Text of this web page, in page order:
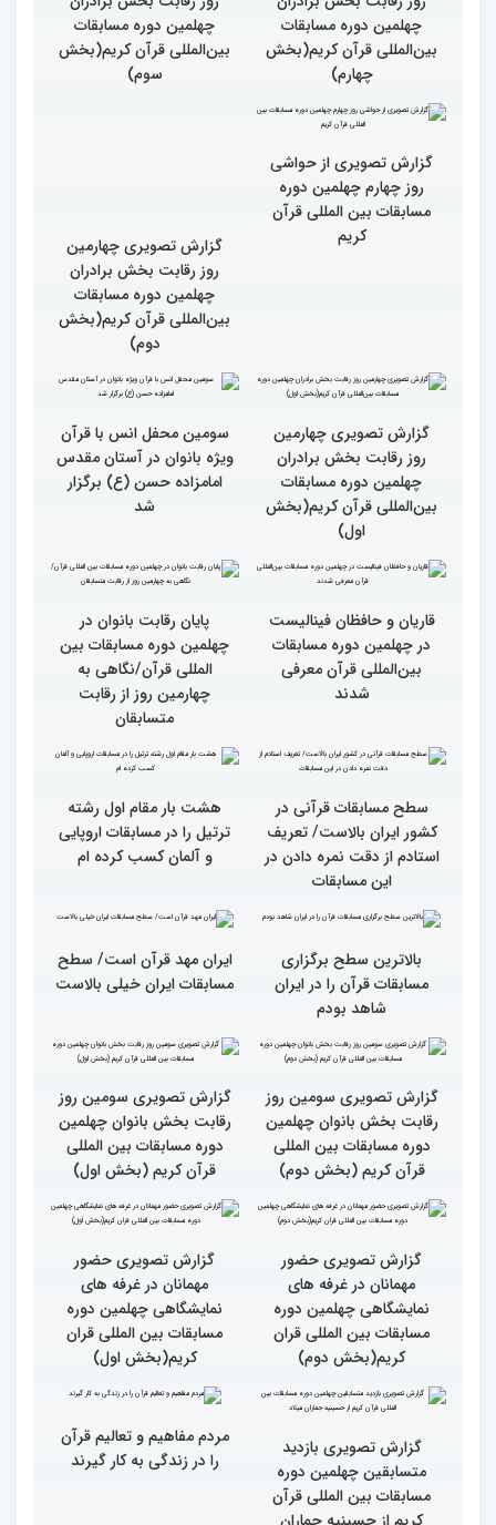
گزارش تصویری چهارمین
روز رقابت بخش برادران
چهلمین دوره مسابقات
بین‌المللی قرآن کریم(بخش
چهارم)
چهلمین دوره مسابقات
بین‌المللی قرآن کریم(بخش
سوم)
گزارش تصویری از حواشی
گزارش تصویری چهارمین
روز رقابت بخش برادران
چهلمین دوره مسابقات
بین‌المللی قرآن کریم(بخش
دوم)
گزارش تصویری چهارمین
روز رقابت بخش برادران
چهلمین دوره مسابقات
بین‌المللی قرآن کریم(بخش
اول)
ویژه بانوان در آستان مقدس
امامزاده حسن (ع) برگزار
شد
قاریان و حافظان فینالیست‌
بین‌المللی قرآن معرفی
شدند
پایان رقابت بانوان در
المللی قرآن/نگاهی به
چهارمین روز از رقابت
متسابقان
سطح مسابقات قرآنی در
کشور ایران بالاست/ تعریف
استادم از دقت نمره دادن در
این مسابقات
هشت بار مقام اول رشته
ترتیل را در مسابقات اروپایی
و آلمان کسب کرده ام
بالاترین سطح برگزاری
مسابقات قرآن را در ایران
شاهد بودم
ایران مهد قرآن است/ سطح
مسابقات ایران خیلی بالاست
رقابت بخش بانوان چهلمین
دوره مسابقات بین المللی
قرآن کریم (بخش دوم)
رقابت بخش بانوان چهلمین
دوره مسابقات بین المللی
قرآن کریم (بخش اول)
گزارش تصویری حضور
نمایشگاهی چهلمین دوره
مسابقات بین المللی قران
کریم(بخش دوم)
گزارش تصویری حضور
مهمانان در غرفه های
نمایشگاهی چهلمین دوره
مسابقات بین المللی قران